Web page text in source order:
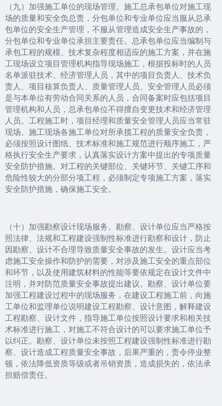
（九）加强施工单位的现场管理。施工总承包单位对施工现
场的质量和安全负总责，分包单位和专业单位应当服从总承
包单位的安全生产管理，不服从管理造成安全生产事故的，
分包单位和专业单位承担主要责任。总承包单位应当编制与
承包工程的规模、技术复杂程度相适应的施工方案，并在施
工现场设立项目管理机构指导现场施工，根据投标时的人员
名单派驻技术、经济管理人员，其中的项目负责人、技术负
责人、项目核算负责人、质量管理人员、安全管理人员必须
是与本单位有劳动合同关系的人员，合同备案时应包括项目
管理机构和人员，总承包单位不得擅自变更技术和经济管理
人员。工程施工时，项目经理和质量安全管理人员应当常驻
现场。施工现场各施工单位对所承揽工程的质量安全负责，
必须按照设计图纸、技术标准和施工规范进行顺序施工，严
格执行安全生产要求，认真落实设计方案中提出的专项质量
安全防护措施。对工程的关键部位、关键环节、关键工序和
危险性较大的分部分项工程，必须制定专项施工方案，落实
安全防护措施，确保施工安全。
（十）加强勘察设计现场服务。勘察、设计单位应当严格按
照法律、法规和工程建设强制性标准进行勘察和设计，防止
因勘察、设计不合理导致质量安全事故的发生。设计应当考
虑施工安全操作和防护的需要，对涉及施工安全的重点部位
和环节，以及使用建筑材料的性能等要依规定在设计文件中
注明，并对防范质量安全事故提出建议。勘察、设计单位要
加强工程建设过程中的现场服务，在建设工程施工前，向施
工单位和监理单位说明建设工程勘察、设计意图，解释建设
工程勘察、设计文件，指导施工单位按照设计要求和相关技
术标准进行施工，对施工不符合设计的可以要求施工单位予
以纠正。勘察、设计单位未按照工程建设强制性标准进行勘
察、设计造成工程质量安全事故，后果严重的，责令停业整
顿，依法降低资质等级或者吊销资质，造成损失的，依法承
担赔偿责任。